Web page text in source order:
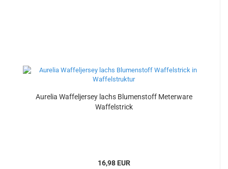
Aurelia Waffeljersey lachs Blumenstoff Meterware
Waffelstrick
16,98 EUR